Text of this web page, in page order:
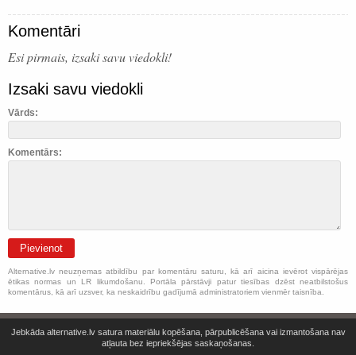
Komentāri
Esi pirmais, izsaki savu viedokli!
Izsaki savu viedokli
Vārds:
Komentārs:
Pievienot
Alternative.lv neuzņemas atbildību par komentāru saturu, kā arī aicina ievērot vispārējas
ētikas normas un LR likumdošanu. Portāla pārstāvji patur tiesības dzēst neatbilstošus
komentārus, kā arī uzsver, ka neskaidrību gadījumā administratoriem vienmēr taisnība.
Jebkāda alternative.lv satura materiālu kopēšana, pārpublicēšana vai izmantošana nav
atļauta bez iepriekšējas saskaņošanas.